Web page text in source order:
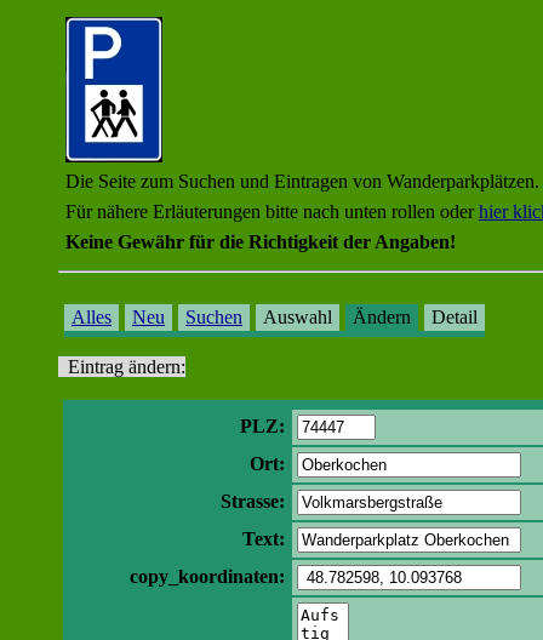
Die Seite zum Suchen und Eintragen von Wanderparkplätzen.
Für nähere Erläuterungen bitte nach unten rollen oderhier
Keine Gewähr für die Richtigkeit der Angaben!
Alles Neu Suchen Auswahl Ändern Detail
Eintrag ändern:
PLZ:
Ort:
Strasse:
Text:
copy_koordinaten: